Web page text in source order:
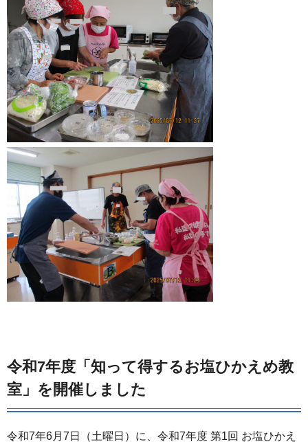
令和7年度「知って得するお塩ひかえめ教
室」を開催しました
令和7年6月7日（土曜日）に、令和7年度 第1回 お塩ひかえ